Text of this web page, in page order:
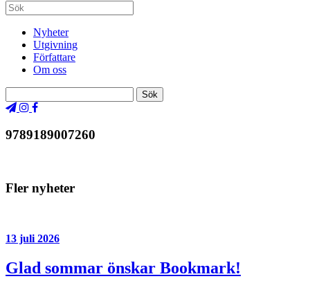
Nyheter
Utgivning
Författare
Om oss
9789189007260
Fler nyheter
13 juli 2026
Glad sommar önskar Bookmark!